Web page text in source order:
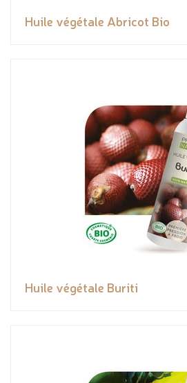
Huile végétale Abricot Bio
Huile végétale Buriti